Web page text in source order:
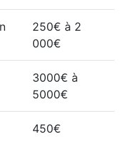
250€ à 2
000€
3000€ à
5000€
450€